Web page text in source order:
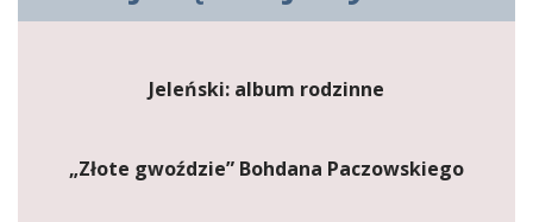
Jeleński: album rodzinne
„Złote gwoździe” Bohdana Paczowskiego